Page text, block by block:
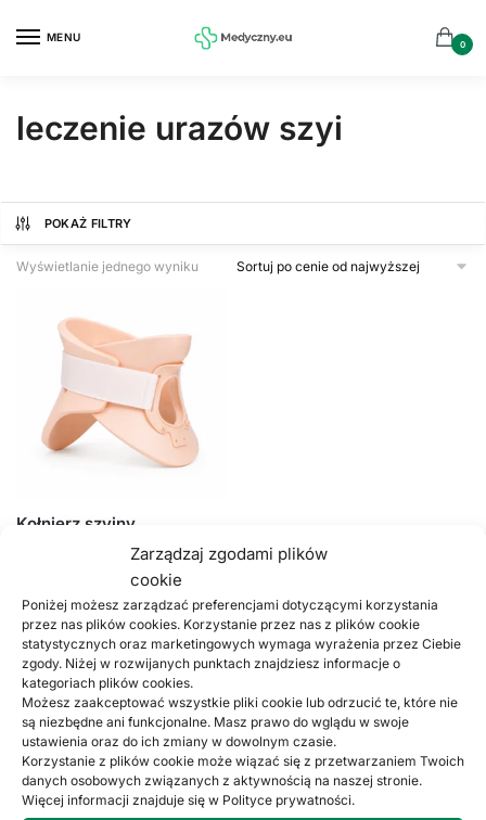
Zarządzaj zgodami plików
cookie
Poniżej możesz zarządzać preferencjami dotyczącymi korzystania
przez nas plików cookies. Korzystanie przez nas z plików cookie
statystycznych oraz marketingowych wymaga wyrażenia przez Ciebie
zgody. Niżej w rozwijanych punktach znajdziesz informacje o
kategoriach plików cookies.
Możesz zaakceptować wszystkie pliki cookie lub odrzucić te, które nie
są niezbędne ani funkcjonalne. Masz prawo do wglądu w swoje
ustawienia oraz do ich zmiany w dowolnym czasie.
Korzystanie z plików cookie może wiązać się z przetwarzaniem Twoich
danych osobowych związanych z aktywnością na naszej stronie.
Więcej informacji znajduje się w Polityce prywatności.
do
do
MENU
0
leczenie urazów szyi
POKAŻ FILTRY
Wyświetlanie jednego wyniku
Kołnierz szyjny
ortopedyczny, #1931
netto
Dodaj do koszyka
Wyświetlanie jednego wyniku